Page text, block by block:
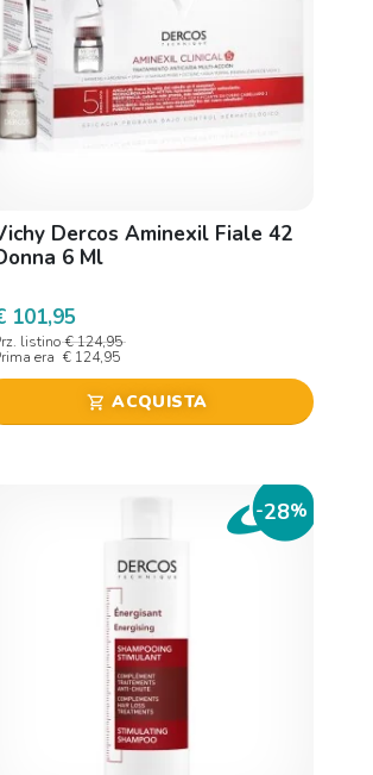
Dercos Aminexil Fiale 42
6 Ml
101,95
listino € 124,95
era € 124,95
shopping_cart ACQUISTA
-28%